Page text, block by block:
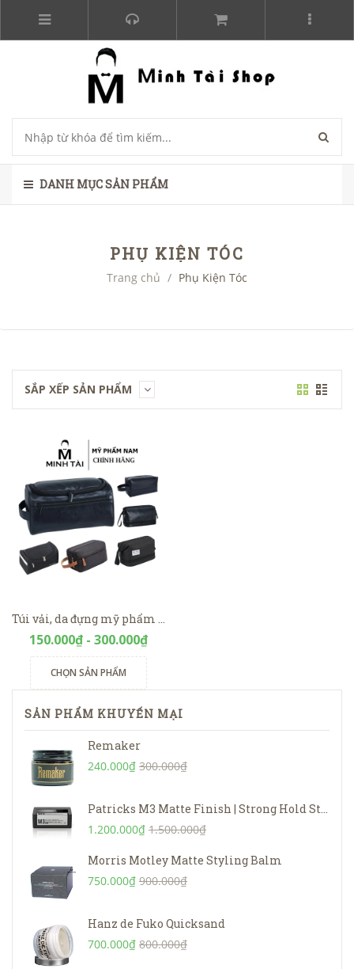
DANH MỤC SẢN PHẨM
PHỤ KIỆN TÓC
Trang chủ / Phụ Kiện Tóc
SẮP XẾP SẢN PHẨM
Túi vải, da đựng mỹ phẩm nam phong cách, cá tính
150.000₫ - 300.000₫
CHỌN SẢN PHẨM
SẢN PHẨM KHUYẾN MẠI
Remaker
240.000₫ 300.000₫
Patricks M3 Matte Finish | Strong Hold Styling Product – 75g
1.200.000₫ 1.500.000₫
Morris Motley Matte Styling Balm
750.000₫ 900.000₫
Hanz de Fuko Quicksand
700.000₫ 800.000₫